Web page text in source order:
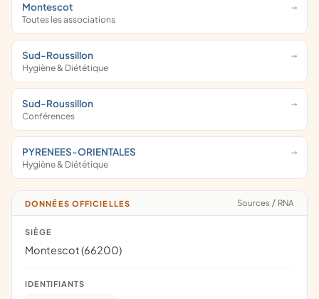
Montescot
Toutes les associations
Sud-Roussillon
Hygiène & Diététique
Sud-Roussillon
Conférences
PYRENEES-ORIENTALES
Hygiène & Diététique
DONNÉES OFFICIELLES Sources / RNA
SIÈGE
Montescot (66200)
IDENTIFIANTS